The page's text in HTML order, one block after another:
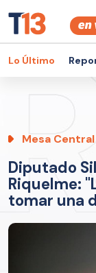
Lo Último
Mesa Central
Diputado
Riquelme:
tomar una